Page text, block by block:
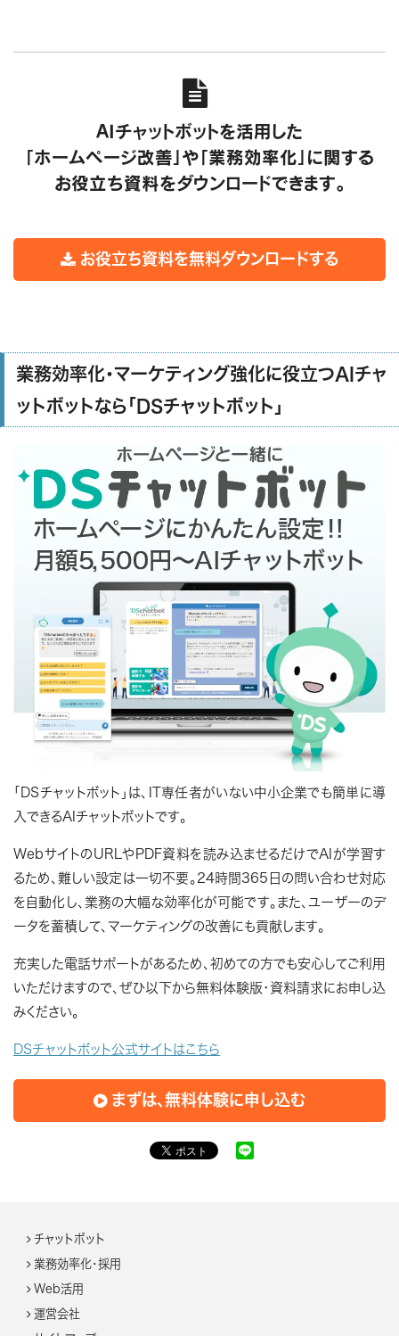

AIチャットボットを活用した
「ホームページ改善」や「業務効率化」に関する
お役立ち資料をダウンロードできます。
お役立ち資料を無料ダウンロードする
業務効率化・マーケティング強化に役立つAIチャ
ットボットなら「DSチャットボット」
「DSチャットボット」は、IT専任者がいない中小企業でも簡単に導
入できるAIチャットボットです。
WebサイトのURLやPDF資料を読み込ませるだけでAIが学習す
るため、難しい設定は一切不要。24時間365日の問い合わせ対応
を自動化し、業務の大幅な効率化が可能です。また、ユーザーのデ
ータを蓄積して、マーケティングの改善にも貢献します。
充実した電話サポートがあるため、初めての方でも安心してご利用
いただけますので、ぜひ以下から無料体験版・資料請求にお申し込
みください。
DSチャットボット公式サイトはこちら
まずは、無料体験に申し込む
チャットボット
業務効率化・採用
Web活用
運営会社